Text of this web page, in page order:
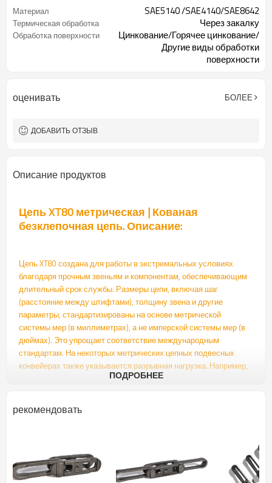
Материал SAE5140 /SAE4140/SAE8642
Термическая обработка Через закалку
Обработка поверхности
Цинкование/Горячее цинкование/
Другие виды обработки
поверхности
оценивать БОЛЕЕ
ДОБАВИТЬ ОТЗЫВ
Описание продуктов
Цепь XT80 метрическая | Кованая
безклепочная цепь. Описание:
Цепь XT80 создана для работы в экстремальных условиях
благодаря прочным звеньям и компонентам, обеспечивающим
длительный срок службы. Размеры цепи, включая шаг
(расстояние между штифтами), толщину звена и другие
параметры, стандартизированы на основе метрической
системы мер (в миллиметрах), а не имперской системы мер (в
дюймах). Это упрощает соответствие международным
стандартам. На некоторых метрических цепных подвесных
конвейерах также указывается разрывная нагрузка. Например,
у цепи P2-80-160 шаг составляет 80 мм, а разрывная нагрузка
идеальными для перемещения крупногабаритных или
устойчива к износу, коррозии и ударам, что гарантирует ее
надежность даже в суровых условиях.
ПОДРОБНЕЕ
рекомендовать